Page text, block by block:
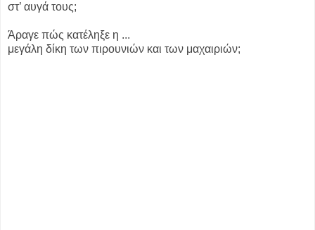
στ’ αυγά τους;
Άραγε πώς κατέληξε η ...
μεγάλη δίκη των πιρουνιών και των μαχαιριών;